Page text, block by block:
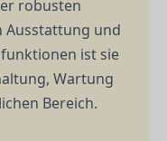
robusten
Ausstattung und
ist sie
Wartung
Bereich.